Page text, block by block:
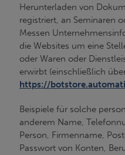
Herunterladen von
registriert, an Seminaren
Messen
die Websites um eine
oder Waren oder
erwirbt (einschließlich
https://
Beispiele für solche
anderem Name,
Person, Firmenname,
Passwort von Konten,